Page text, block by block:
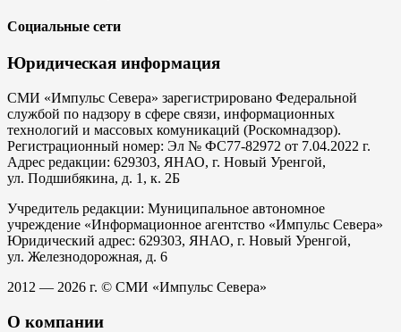
Социальные сети
Юридическая информация
СМИ «Импульс Севера» зарегистрировано Федеральной
службой по надзору в сфере связи, информационных
технологий и массовых комуникаций (Роскомнадзор).
Регистрационный номер: Эл № ФС77-82972 от 7.04.2022 г.
Адрес редакции: 629303, ЯНАО, г. Новый Уренгой,
ул. Подшибякина, д. 1, к. 2Б
Учредитель редакции: Муниципальное автономное
учреждение «Информационное агентство «Импульс Севера»
Юридический адрес: 629303, ЯНАО, г. Новый Уренгой,
ул. Железнодорожная, д. 6
2012 — 2026 г. © СМИ «Импульс Севера»
О компании